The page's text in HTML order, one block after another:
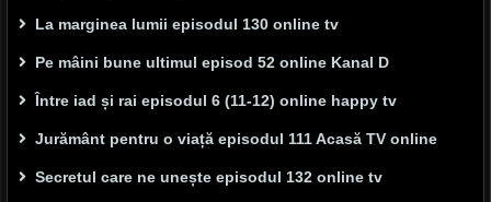
La marginea lumii episodul 130 online tv
Pe mâini bune ultimul episod 52 online Kanal D
Între iad și rai episodul 6 (11-12) online happy tv
Jurământ pentru o viață episodul 111 Acasă TV online
Secretul care ne unește episodul 132 online tv